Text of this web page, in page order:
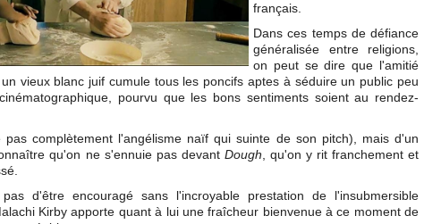
français.
Dans ces temps de défiance
généralisée entre religions,
on peut se dire que l'amitié
vieux blanc juif cumule tous les poncifs aptes à séduire un public peu
pourvu que les bons sentiments soient au rendez-
complètement l'angélisme naïf qui suinte de son pitch), mais d'un
qu'on ne s'ennuie pas devant Dough , qu'on y rit franchement et
d'être encouragé sans l'incroyable prestation de l'insubmersible
Kirby apporte quant à lui une fraîcheur bienvenue à ce moment de